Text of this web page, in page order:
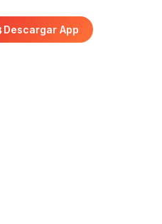
Descargar App